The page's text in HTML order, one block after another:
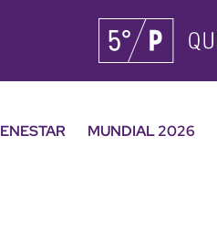
MUNDIAL 2026